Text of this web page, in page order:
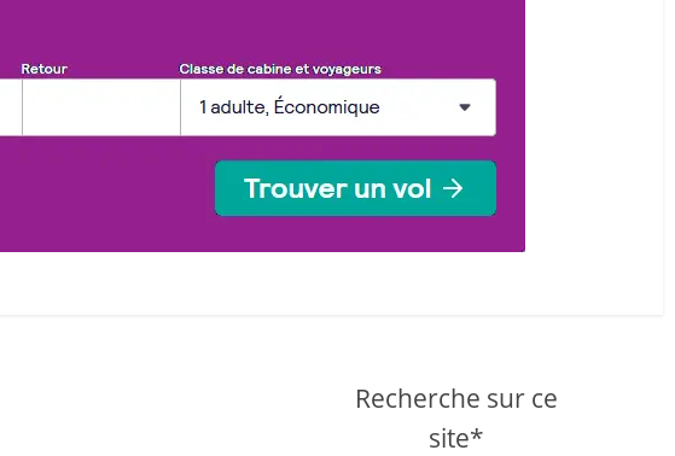
Recherche sur ce
site*